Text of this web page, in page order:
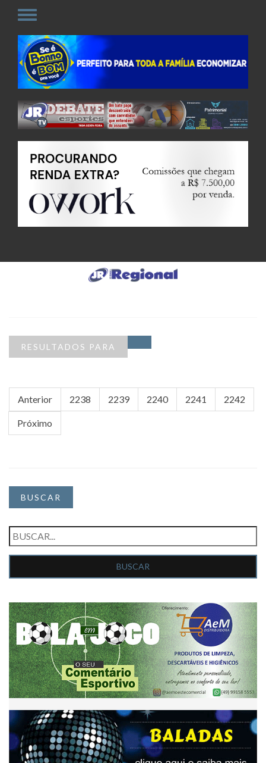
RESULTADOS PARA
Anterior 2238 2239 2240 2241 2242
Próximo
BUSCAR